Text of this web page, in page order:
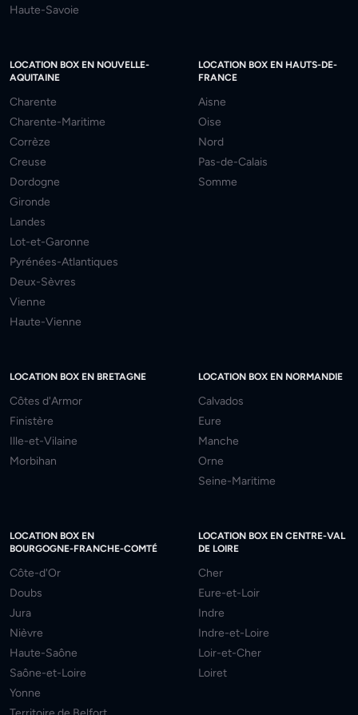
Haute-Savoie
LOCATION BOX EN NOUVELLE-
AQUITAINE
Charente
Charente-Maritime
Corrèze
Creuse
Dordogne
Gironde
Landes
Lot-et-Garonne
Pyrénées-Atlantiques
Deux-Sèvres
Vienne
Haute-Vienne
LOCATION BOX EN HAUTS-DE-
FRANCE
Aisne
Oise
Nord
Pas-de-Calais
Somme
LOCATION BOX EN BRETAGNE
Côtes d'Armor
Finistère
Ille-et-Vilaine
Morbihan
LOCATION BOX EN NORMANDIE
Calvados
Eure
Manche
Orne
Seine-Maritime
LOCATION BOX EN
BOURGOGNE-FRANCHE-COMTÉ
Côte-d'Or
Doubs
Jura
Nièvre
Haute-Saône
Saône-et-Loire
Yonne
LOCATION BOX EN CENTRE-VAL
DE LOIRE
Cher
Eure-et-Loir
Indre
Indre-et-Loire
Loir-et-Cher
Loiret